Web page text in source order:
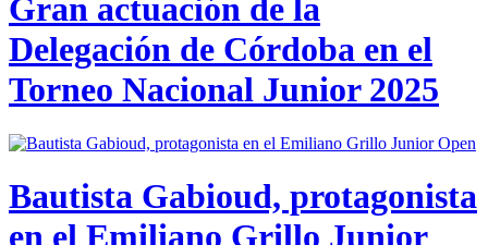
Gran actuación de la
Delegación de Córdoba en el
Torneo Nacional Junior 2025
Bautista Gabioud, protagonista
en el Emiliano Grillo Junior